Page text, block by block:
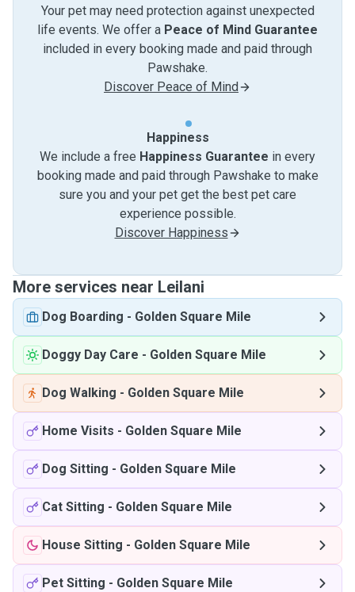
Your pet may need protection against unexpected
life events. We offer a Peace of Mind Guarantee
included in every booking made and paid through
Pawshake.
Discover Peace of Mind
Happiness
We include a free Happiness Guarantee in every
booking made and paid through Pawshake to make
sure you and your pet get the best pet care
experience possible.
Discover Happiness
More services near Leilani
Dog Boarding - Golden Square Mile
Doggy Day Care - Golden Square Mile
Dog Walking - Golden Square Mile
Home Visits - Golden Square Mile
Dog Sitting - Golden Square Mile
Cat Sitting - Golden Square Mile
House Sitting - Golden Square Mile
Pet Sitting - Golden Square Mile